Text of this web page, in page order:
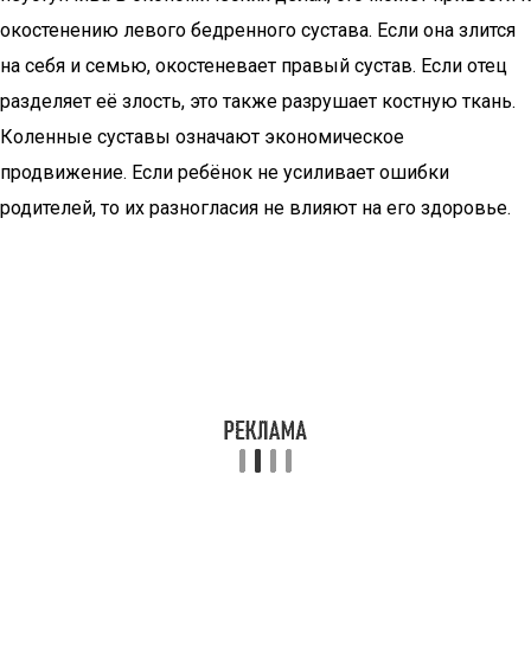
окостенению левого бедренного сустава. Если она злится
на себя и семью, окостеневает правый сустав. Если отец
разделяет её злость, это также разрушает костную ткань.
Коленные суставы означают экономическое
продвижение. Если ребёнок не усиливает ошибки
родителей, то их разногласия не влияют на его здоровье.